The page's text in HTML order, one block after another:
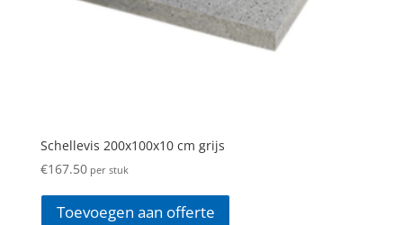
Schellevis 200x100x10 cm grijs
€167.50per stuk
Toevoegen aan offerte